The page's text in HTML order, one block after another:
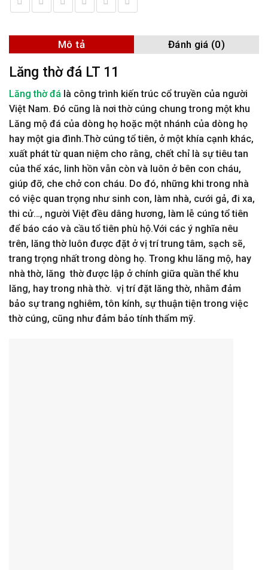
Mô tả Đánh giá (0)
Lăng thờ đá LT 11
Lăng thờ đá là công trình kiến trúc cổ truyền của người
Việt Nam. Đó cũng là nơi thờ cúng chung trong một khu
Lăng mộ đá của dòng họ hoặc một nhánh của dòng họ
hay một gia đình.Thờ cúng tổ tiên, ở một khía cạnh khác,
xuất phát từ quan niệm cho rằng, chết chỉ là sự tiêu tan
của thể xác, linh hồn vẫn còn và luôn ở bên con cháu,
giúp đỡ, che chở con cháu. Do đó, những khi trong nhà
có việc quan trọng như sinh con, làm nhà, cưới gả, đi xa,
thi cử…, người Việt đều dâng hương, làm lễ cúng tổ tiên
để báo cáo và cầu tổ tiên phù hộ.Với các ý nghĩa nêu
trên, lăng thờ luôn được đặt ở vị trí trung tâm, sạch sẽ,
trang trọng nhất trong dòng họ. Trong khu lăng mộ, hay
nhà thờ, lăng thờ được lập ở chính giữa quần thể khu
lăng, hay trong nhà thờ. vị trí đặt lăng thờ, nhằm đảm
bảo sự trang nghiêm, tôn kính, sự thuận tiện trong việc
thờ cúng, cũng như đảm bảo tính thẩm mỹ.